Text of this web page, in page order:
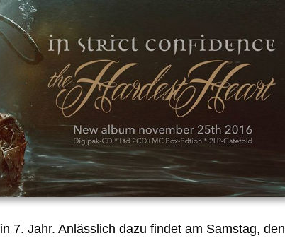
7. Jahr. Anlässlich dazu findet am Samstag, den